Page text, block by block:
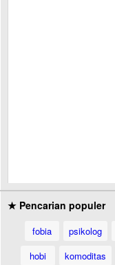
★ Pencarian populer
fobia psikolog
hobi
komoditas